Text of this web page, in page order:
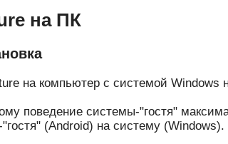
на ПК
на компьютер с системой Windows
поведение системы-"гостя"
(Android) на систему (Windows).